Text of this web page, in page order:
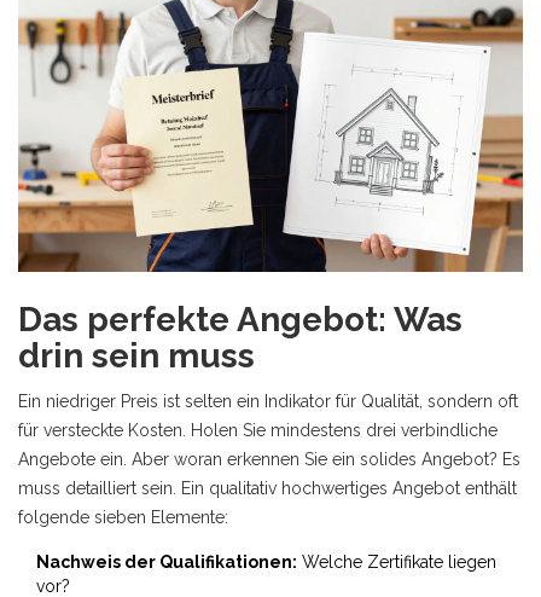
Das perfekte Angebot: Was
drin sein muss
Ein niedriger Preis ist selten ein Indikator für Qualität, sondern oft
für versteckte Kosten. Holen Sie mindestens drei verbindliche
Angebote ein. Aber woran erkennen Sie ein solides Angebot? Es
muss detailliert sein. Ein qualitativ hochwertiges Angebot enthält
folgende sieben Elemente:
Nachweis der Qualifikationen: Welche Zertifikate liegen
vor?